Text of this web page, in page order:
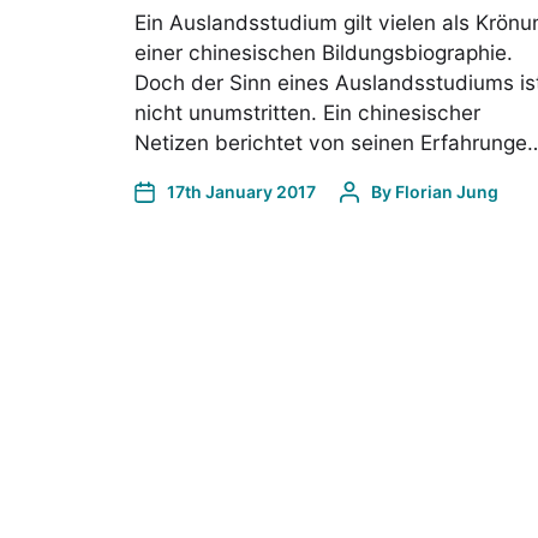
Ein Auslandsstudium gilt vielen als
einer chinesischen Bildungsbiographie.
Doch der Sinn eines Auslandsstudiums
nicht unumstritten. Ein chinesischer
Netizen berichtet von seinen
17th January 2017 By Florian Jung